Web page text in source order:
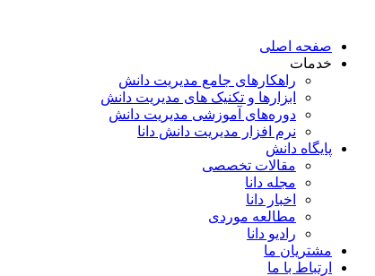
محتوا
صفحه اصلی
خدمات
راهکارهای جامع مدیریت دانش
ابزارها و تکنیک‌ های مدیریت دانش
دوره‌های آموزشی مدیریت دانش
نرم افزار مدیریت دانش دانا
پایگاه دانش
مقالات تخصصی
مجله دانا
اخبار دانا
مطالعه موردی
رادیو دانا
مشتریان ما
ارتباط با ما